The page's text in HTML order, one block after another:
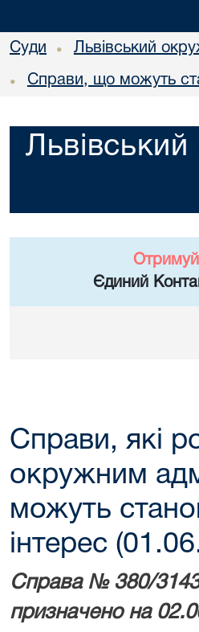
Суди • Львівський
• Справи, що можуть
Єдиний
Справи, які
окружним
можуть
інтерес
Справа № 380/
призначено на